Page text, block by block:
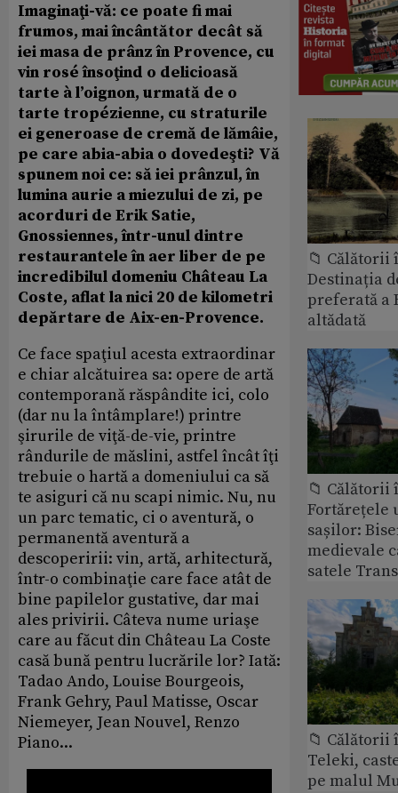
Imaginaţi-vă: ce poate fi mai
frumos, mai încântător decât să
iei masa de prânz în Provence, cu
vin rosé însoţind o delicioasă
tarte à l’oignon, urmată de o
tarte tropézienne, cu straturile
ei generoase de cremă de lămâie,
pe care abia-abia o dovedeşti? Vă
spunem noi ce: să iei prânzul, în
lumina aurie a miezului de zi, pe
acorduri de Erik Satie,
Gnossiennes, într-unul dintre
restaurantele în aer liber de pe
incredibilul domeniu Château La
Coste, aflat la nici 20 de kilometri
depărtare de Aix-en-Provence.
Ce face spaţiul acesta extraordinar
e chiar alcătuirea sa: opere de artă
contemporană răspândite ici, colo
(dar nu la întâmplare!) printre
şirurile de viţă-de-vie, printre
rândurile de măslini, astfel încât îţi
trebuie o hartă a domeniului ca să
te asiguri că nu scapi nimic. Nu, nu
un parc tematic, ci o aventură, o
permanentă aventură a
descoperirii: vin, artă, arhitectură,
într-o combinaţie care face atât de
bine papilelor gustative, dar mai
ales privirii. Câteva nume uriaşe
care au făcut din Château La Coste
casă bună pentru lucrările lor? Iată:
Tadao Ando, Louise Bourgeois,
Frank Gehry, Paul Matisse, Oscar
Niemeyer, Jean Nouvel, Renzo
Piano...
📁 Călătorii
Destinația
preferată a
altădată
📁 Călătorii
Fortărețele
sașilor:
medievale
satele
📁 Călătorii
Teleki,
pe malul